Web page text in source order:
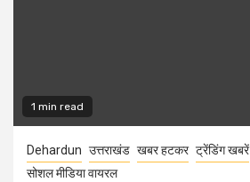
1 min read
Dehardun उत्तराखंड खबर हटकर ट्रेंडिंग खबरें
सोशल मीडिया वायरल